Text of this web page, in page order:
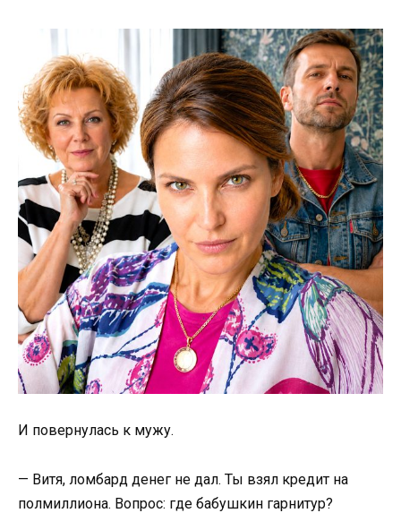
И повернулась к мужу.
— Витя, ломбард денег не дал. Ты взял кредит на
полмиллиона. Вопрос: где бабушкин гарнитур?